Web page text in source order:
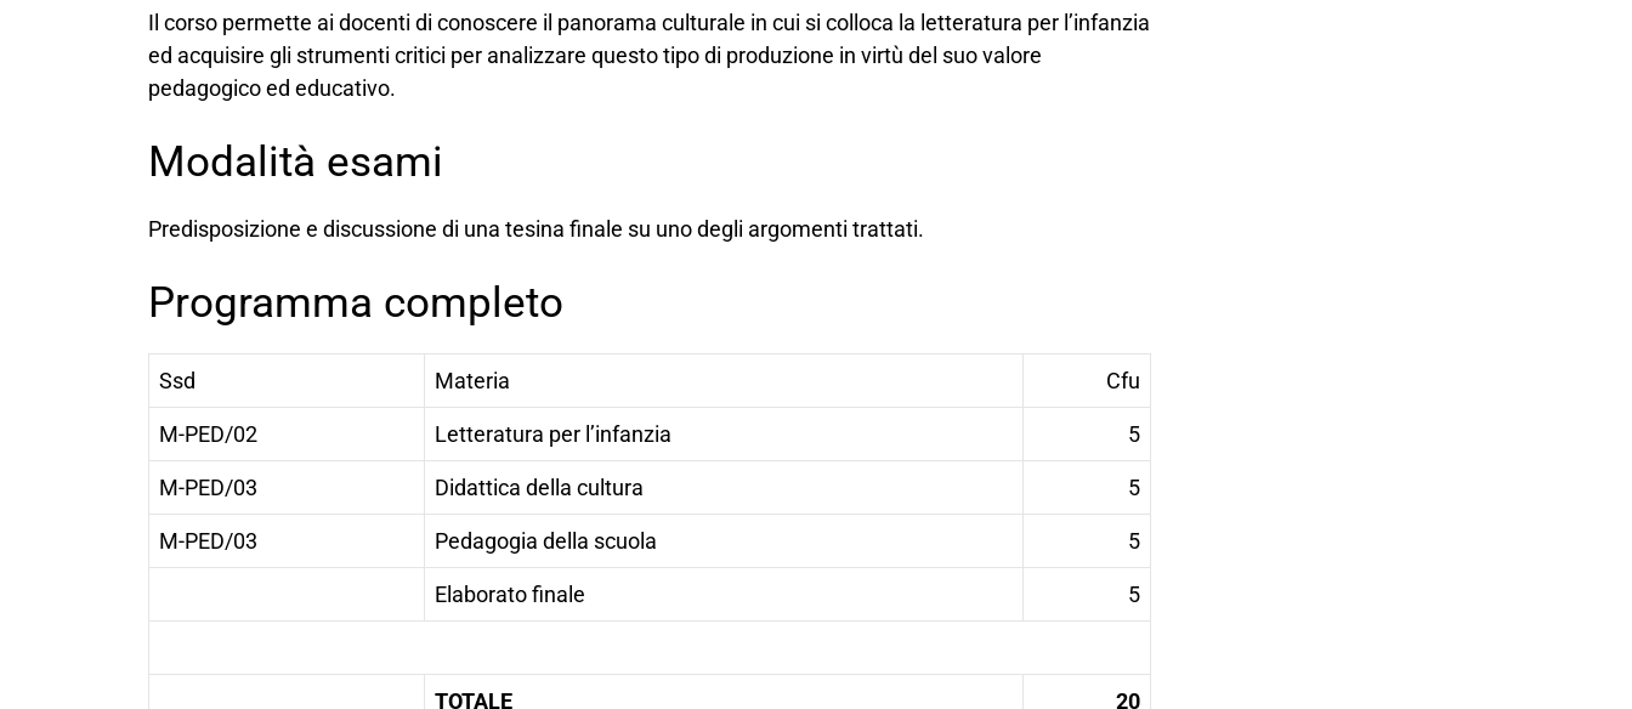
Il corso permette ai docenti di conoscere il panorama culturale in cui si colloca la letteratura per l’infanzia
ed acquisire gli strumenti critici per analizzare questo tipo di produzione in virtù del suo valore
pedagogico ed educativo.
Modalità esami
Predisposizione e discussione di una tesina finale su uno degli argomenti trattati.
Programma completo
Ssd Materia Cfu
M-PED/02 Letteratura per l’infanzia 5
M-PED/03 Didattica della cultura 5
M-PED/03 Pedagogia della scuola 5
Elaborato finale 5
TOTALE 20